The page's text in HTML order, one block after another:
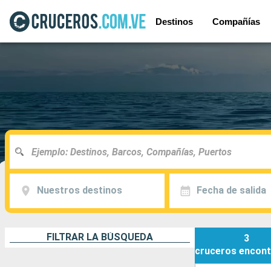
Destinos Compañías
Nuestros destinos Fecha de salida
FILTRAR LA BÚSQUEDA
3
cruceros